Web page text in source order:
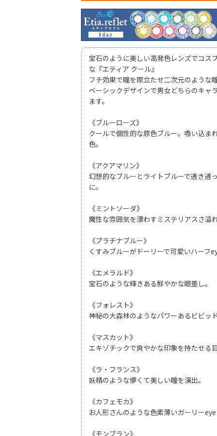
宝石のように美しい高発色レンズでコス
な『エティア クール』
フチ効果で瞳を際立たせ二次元のような瞳
ベーシックデザインで男女どちらのキャ
ます。
《ブルーローズ》
クールで個性的な原色ブルー。吸い込ま
色。
《アクアマリン》
幻想的なブルーとライトブルーで透き通
に。
《ミントソーダ》
魔性な雰囲気を漂わすミステリアスさ溢
《プラチナブルー》
くすみブルーがドーリーで可愛いハーフ
《エメラルド》
宝石のような輝きある鮮やかな眼差し。
《フォレスト》
神秘の大森林のようなパワーあるビビッド
《マスカット》
エキゾチックで爽やかな印象を持たせる目
《ラ・フランス》
妖精のような儚くて美しい瞳を演出。
《カフェモカ》
お人形さんのような色素薄いガーリーeye
《モンブラン》